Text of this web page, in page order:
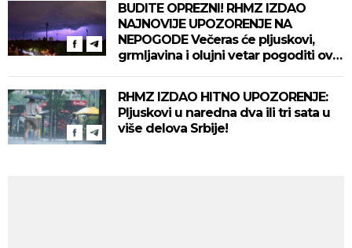
BUDITE OPREZNI! RHMZ IZDAO
NAJNOVIJE UPOZORENJE NA
NEPOGODE Večeras će pljuskovi,
grmljavina i olujni vetar pogoditi ove
RHMZ IZDAO HITNO UPOZORENJE:
Pljuskovi u naredna dva ili tri sata u
više delova Srbije!